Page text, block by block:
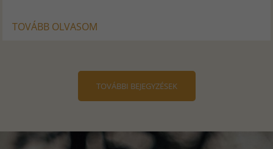
TOVÁBB OLVASOM
TOVÁBBI BEJEGYZÉSEK